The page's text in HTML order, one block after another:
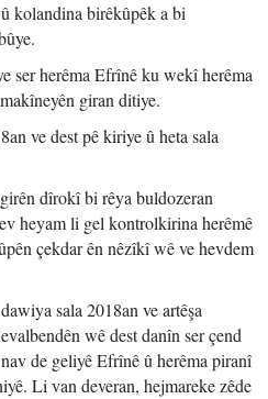
kolandina birêkûpêk a bi
ser herêma Efrînê ku wekî herêma
giran ditiye.
ve dest pê kiriye û heta sala
dîrokî bi rêya buldozeran
heyam li gel kontrolkirina herêmê
çekdar ên nêzîkî wê ve hevdem
sala 2018an ve artêşa
wê dest danîn ser çend
de geliyê Efrînê û herêma piranî
Li van deveran, hejmareke zêde